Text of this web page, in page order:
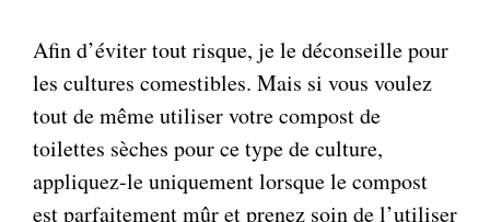
Afin d’éviter tout risque, je le déconseille pour
les cultures comestibles. Mais si vous voulez
tout de même utiliser votre compost de
toilettes sèches pour ce type de culture,
appliquez-le uniquement lorsque le compost
est parfaitement mûr et prenez soin de l’utiliser